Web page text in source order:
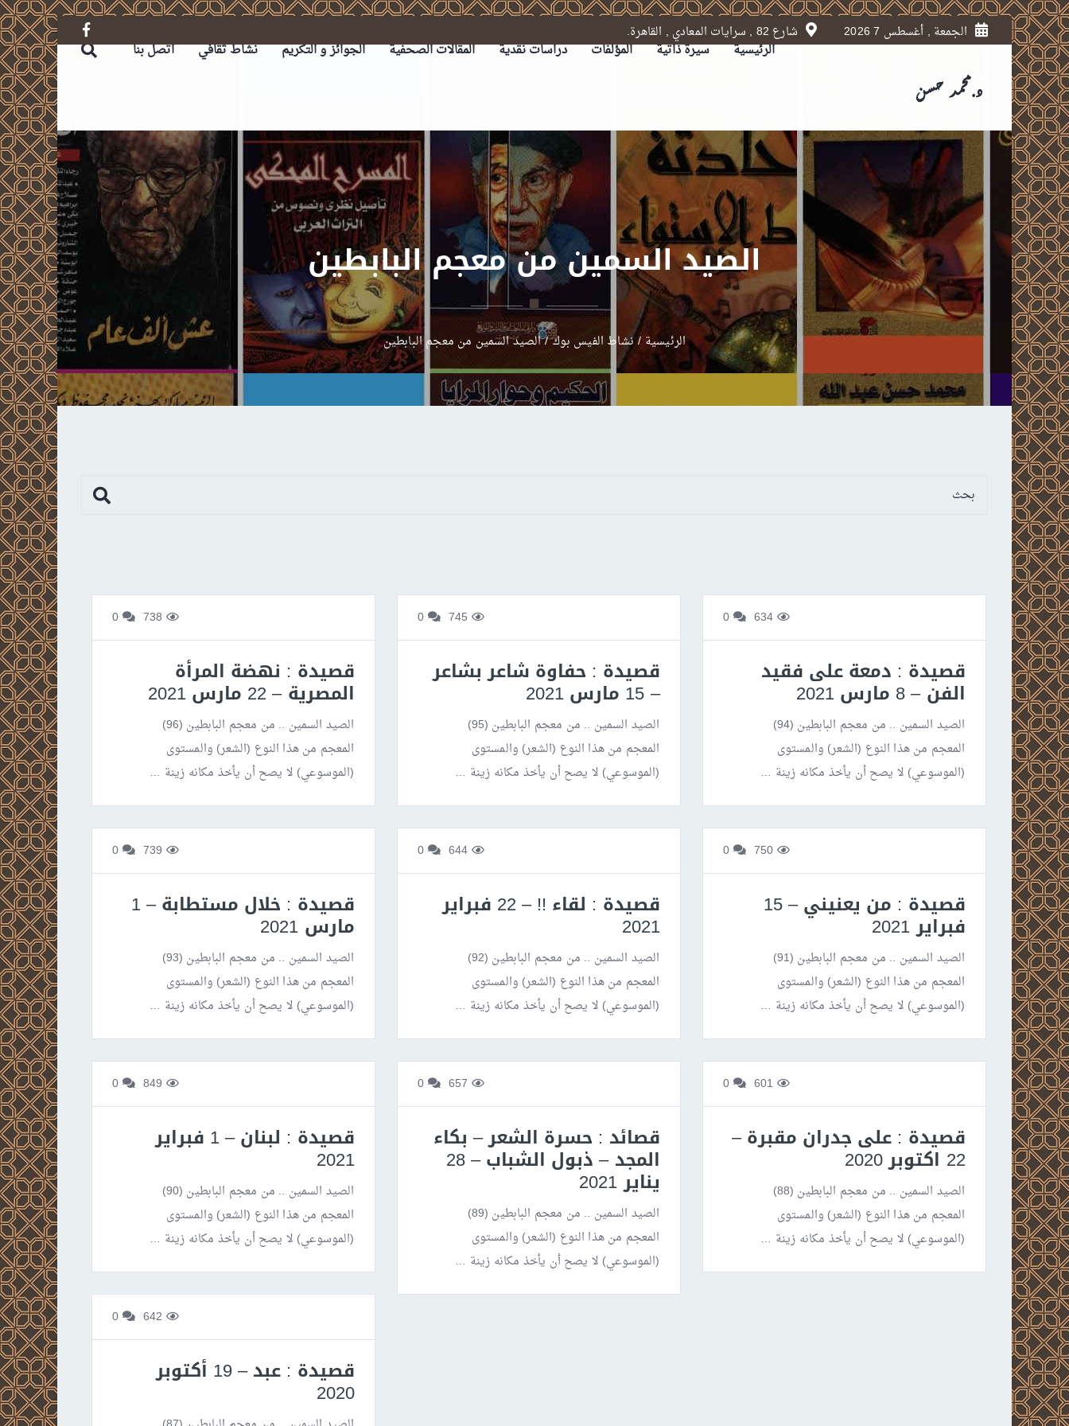
الجمعة , أغسطس 7 2026 شارع 82 , سرايات المعادي , القاهرة.
الرئيسية سيرة ذاتية المؤلفات دراسات نقدية المقالات الصحفية الجوائز و التكريم نشاط ثقافي اتصل بنا
الصيد السمين من معجم البابطين
الرئيسية /نشاط الفيس بوك/الصيد السمين من معجم البابطين
قصيدة : نهضة المرأة
المصرية – 22 مارس 2021
الصيد السمين .. من معجم البابطين (96)
المعجم من هذا النوع (الشعر) والمستوى
(الموسوعي) لا يصح أن يأخذ مكانه زينة …
قصيدة : حفاوة شاعر بشاعر
– 15 مارس 2021
الصيد السمين .. من معجم البابطين (95)
المعجم من هذا النوع (الشعر) والمستوى
(الموسوعي) لا يصح أن يأخذ مكانه زينة …
قصيدة : دمعة على فقيد
الفن – 8 مارس 2021
الصيد السمين .. من معجم البابطين (94)
المعجم من هذا النوع (الشعر) والمستوى
(الموسوعي) لا يصح أن يأخذ مكانه زينة …
قصيدة : خلال مستطابة – 1
مارس 2021
الصيد السمين .. من معجم البابطين (93)
المعجم من هذا النوع (الشعر) والمستوى
(الموسوعي) لا يصح أن يأخذ مكانه زينة …
قصيدة : لقاء !! – 22 فبراير
2021
الصيد السمين .. من معجم البابطين (92)
المعجم من هذا النوع (الشعر) والمستوى
(الموسوعي) لا يصح أن يأخذ مكانه زينة …
قصيدة : من يعنيني – 15
فبراير 2021
الصيد السمين .. من معجم البابطين (91)
المعجم من هذا النوع (الشعر) والمستوى
(الموسوعي) لا يصح أن يأخذ مكانه زينة …
قصيدة : لبنان – 1 فبراير
2021
الصيد السمين .. من معجم البابطين (90)
المعجم من هذا النوع (الشعر) والمستوى
(الموسوعي) لا يصح أن يأخذ مكانه زينة …
قصائد : حسرة الشعر – بكاء
المجد – ذبول الشباب – 28
يناير 2021
الصيد السمين .. من معجم البابطين (89)
المعجم من هذا النوع (الشعر) والمستوى
(الموسوعي) لا يصح أن يأخذ مكانه زينة …
قصيدة : على جدران مقبرة –
22 اكتوبر 2020
الصيد السمين .. من معجم البابطين (88)
المعجم من هذا النوع (الشعر) والمستوى
(الموسوعي) لا يصح أن يأخذ مكانه زينة …
قصيدة : عبد – 19 أكتوبر
2020